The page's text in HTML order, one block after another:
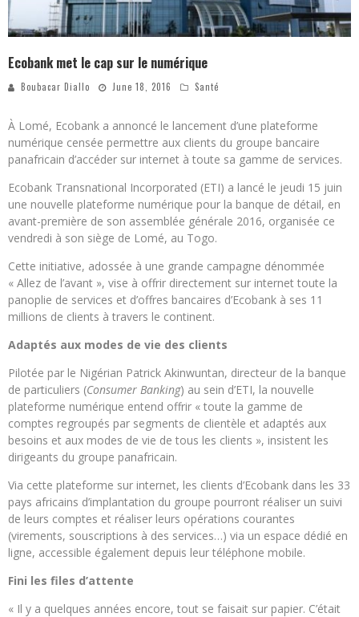
Ecobank met le cap sur le numérique
Boubacar Diallo June 18, 2016 Santé
À Lomé, Ecobank a annoncé le lancement d’une plateforme
numérique censée permettre aux clients du groupe bancaire
panafricain d’accéder sur internet à toute sa gamme de services.
Ecobank Transnational Incorporated (ETI) a lancé le jeudi 15 juin
une nouvelle plateforme numérique pour la banque de détail, en
avant-première de son assemblée générale 2016, organisée ce
vendredi à son siège de Lomé, au Togo.
Cette initiative, adossée à une grande campagne dénommée
« Allez de l’avant », vise à offrir directement sur internet toute la
panoplie de services et d’offres bancaires d’Ecobank à ses 11
millions de clients à travers le continent.
Adaptés aux modes de vie des clients
Pilotée par le Nigérian Patrick Akinwuntan, directeur de la banque
de particuliers (Consumer Banking) au sein d’ETI, la nouvelle
plateforme numérique entend offrir « toute la gamme de
comptes regroupés par segments de clientèle et adaptés aux
besoins et aux modes de vie de tous les clients », insistent les
dirigeants du groupe panafricain.
Via cette plateforme sur internet, les clients d’Ecobank dans les 33
pays africains d’implantation du groupe pourront réaliser un suivi
de leurs comptes et réaliser leurs opérations courantes
(virements, souscriptions à des services…) via un espace dédié en
ligne, accessible également depuis leur téléphone mobile.
Fini les files d’attente
« Il y a quelques années encore, tout se faisait sur papier. C’était